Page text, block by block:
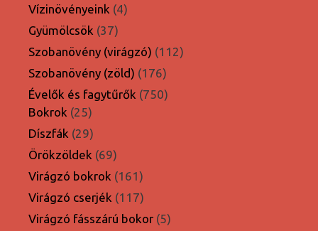
termék
Vízinövényeink 44
Gyümölcsök 3737
termék
Szobanövény (virágzó) 112112
Szobanövény (zöld) 176176
termék
Évelők és fagytűrők 750750
Bokrok 2525
termék
Díszfák 2929
termék
Örökzöldek 6969
termék
Virágzó bokrok 161161
termék
Virágzó cserjék 117117
termék
Virágzó fásszárú bokor 55